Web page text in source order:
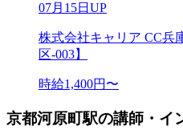
07月15日UP
株式会社キャリア CC兵
区-003】
時給1,400円〜
京都河原町駅の講師・イ